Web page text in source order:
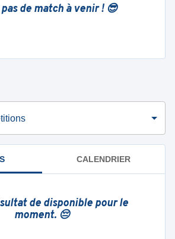
de match à venir ! 😎
CALENDRIER
de disponible pour le
moment. 😔